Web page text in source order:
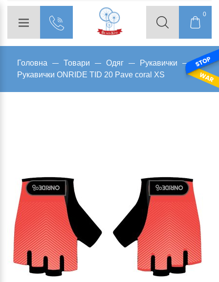
0
Головна Товари Одяг
Рукавички
Рукавички ONRIDE TID 20 Pave coral XS